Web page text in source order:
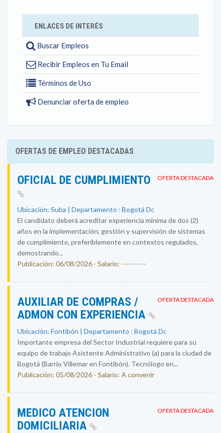
ENLACES DE INTERÉS
Buscar Empleos
Recibir Empleos en Tu Email
Términos de Uso
Denunciar oferta de empleo
OFERTAS DE EMPLEO DESTACADAS
OFERTA DESTACADA
OFICIAL DE CUMPLIMIENTO
Ubicación: Suba | Departamento : Bogotá Dc
El candidato deberá acreditar experiencia mínima de dos (2)
años en la implementación, gestión y supervisión de sistemas
de cumplimiento, preferiblemente en contextos regulados,
demostrando...
Publicación: 06/08/2026 - Salario: ----------
OFERTA DESTACADA
AUXILIAR DE COMPRAS /
ADMON CON EXPERIENCIA
Ubicación: Fontibón | Departamento : Bogotá Dc
Importante empresa del Sector Industrial requiere para su
equipo de trabajo Asistente Administrativo (a) para la ciudad de
Bogotá (Barrio Villemar en Fontibón). Tecnólogo en...
Publicación: 05/08/2026 - Salario: A convenir
OFERTA DESTACADA
MEDICO ATENCION
DOMICILIARIA